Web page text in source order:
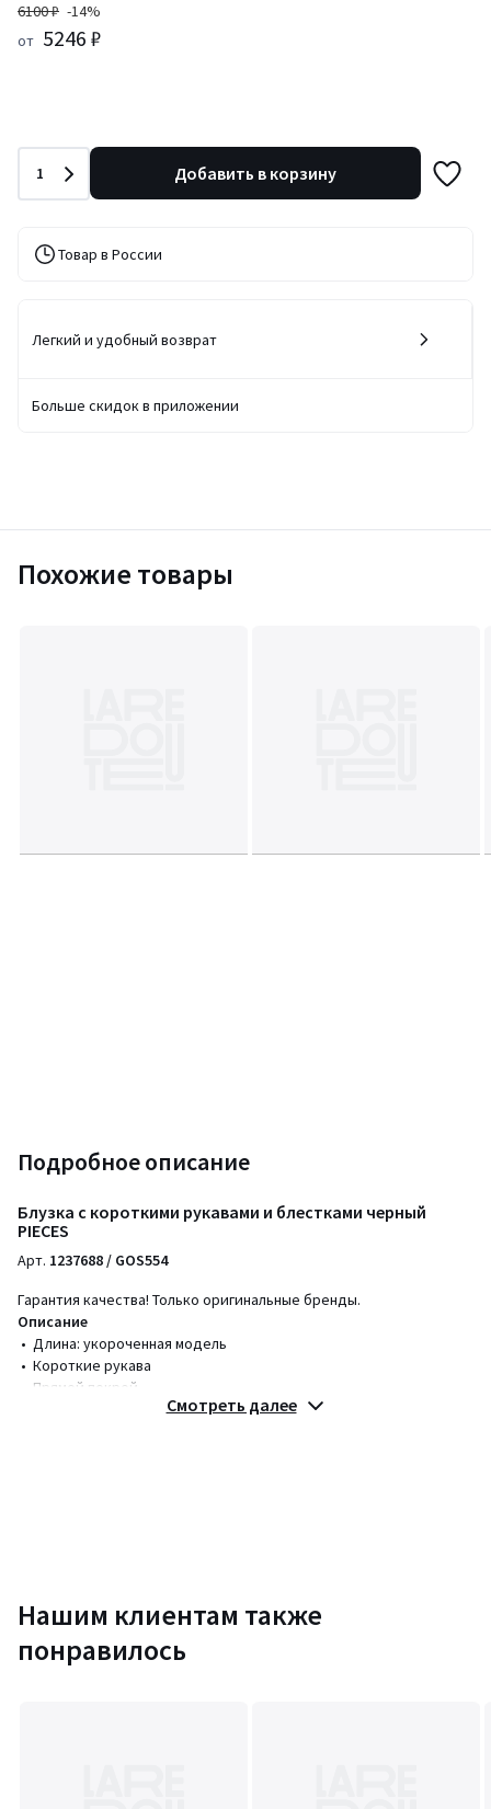
6100 ₽ -14%
от 5246 ₽
Количество
1 Добавить в корзину
Товар в России
Легкий и удобный возврат
Больше скидок в приложении
Похожие товары
Подробное описание
Блузка с короткими рукавами и блестками черный
PIECES
Арт. 1237688 / GOS554
Гарантия качества! Только оригинальные бренды.
Описание
• Длина: укороченная модель
• Короткие рукава
• Прямой покрой
Цвета Черный
Размеры S, M, L
Смотреть далее
Нашим клиентам также
понравилось